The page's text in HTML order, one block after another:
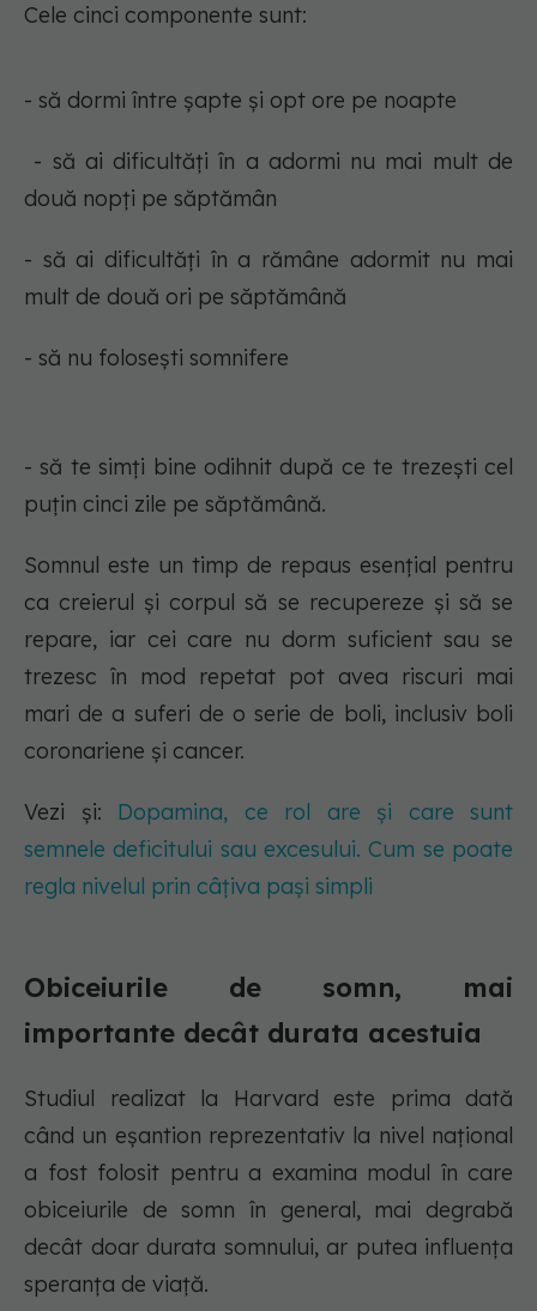
Cele cinci componente sunt:
- să dormi între șapte și opt ore pe noapte
- să ai dificultăți în a adormi nu mai mult de
două nopți pe săptămân
- să ai dificultăți în a rămâne adormit nu mai
mult de două ori pe săptămână
- să nu folosești somnifere
- să te simți bine odihnit după ce te trezești cel
puțin cinci zile pe săptămână.
Somnul este un timp de repaus esențial pentru
ca creierul și corpul să se recupereze și să se
repare, iar cei care nu dorm suficient sau se
trezesc în mod repetat pot avea riscuri mai
mari de a suferi de o serie de boli, inclusiv boli
coronariene și cancer.
Vezi și: Dopamina, ce rol are și care sunt
semnele deficitului sau excesului. Cum se poate
regla nivelul prin câțiva pași simpli
Obiceiurile de somn, mai
importante decât durata acestuia
Studiul realizat la Harvard este prima dată
când un eșantion reprezentativ la nivel național
a fost folosit pentru a examina modul în care
obiceiurile de somn în general, mai degrabă
decât doar durata somnului, ar putea influența
speranța de viață.